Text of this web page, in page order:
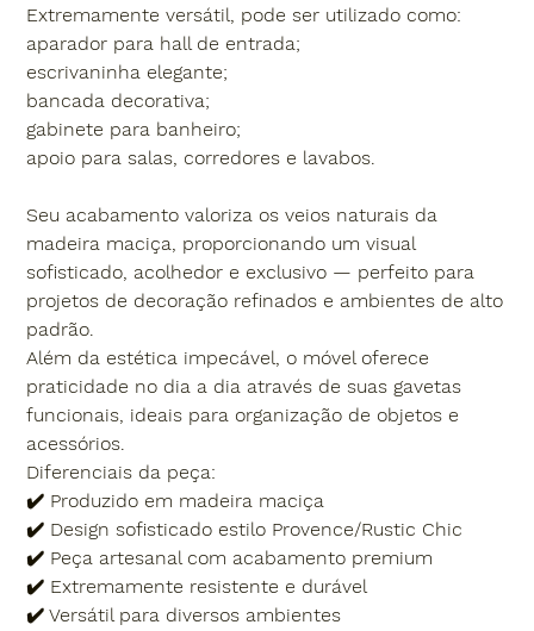
Extremamente versátil, pode ser utilizado como:
aparador para hall de entrada;
escrivaninha elegante;
bancada decorativa;
gabinete para banheiro;
apoio para salas, corredores e lavabos.
Seu acabamento valoriza os veios naturais da
madeira maciça, proporcionando um visual
sofisticado, acolhedor e exclusivo — perfeito para
projetos de decoração refinados e ambientes de alto
padrão.
Além da estética impecável, o móvel oferece
praticidade no dia a dia através de suas gavetas
funcionais, ideais para organização de objetos e
acessórios.
Diferenciais da peça:
✔️ Produzido em madeira maciça
✔️ Design sofisticado estilo Provence/Rustic Chic
✔️ Peça artesanal com acabamento premium
✔️ Extremamente resistente e durável
✔️ Versátil para diversos ambientes